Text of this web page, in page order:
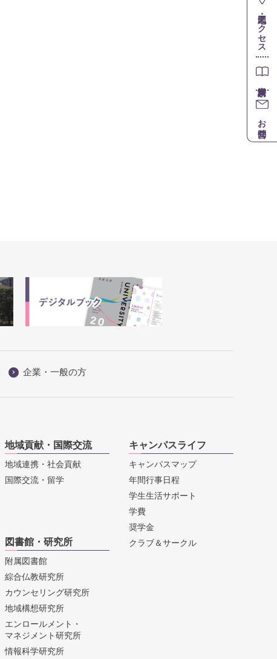
企業・一般の方
地域貢献・国際交流
地域連携・社会貢献
国際交流・留学
キャンパスライフ
キャンパスマップ
年間行事日程
学生生活サポート
学費
奨学金
クラブ＆サークル
図書館・研究所
附属図書館
綜合仏教研究所
カウンセリング研究所
地域構想研究所
エンロールメント・
マネジメント研究所
情報科学研究所
地図・アクセス
お問合せ